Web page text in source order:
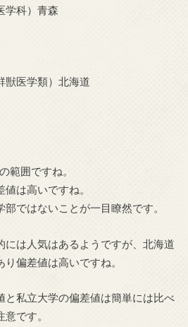
学科）青森
獣医学類）北海道
範囲ですね。
は高いですね。
ではないことが一目瞭然です。
には人気はあるようですが、北海道
偏差値は高いですね。
と私立大学の偏差値は簡単には比べ
です。